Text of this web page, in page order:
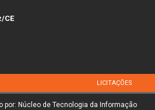
CE
LICITAÇÕES
por: Núcleo de Tecnologia da Informação